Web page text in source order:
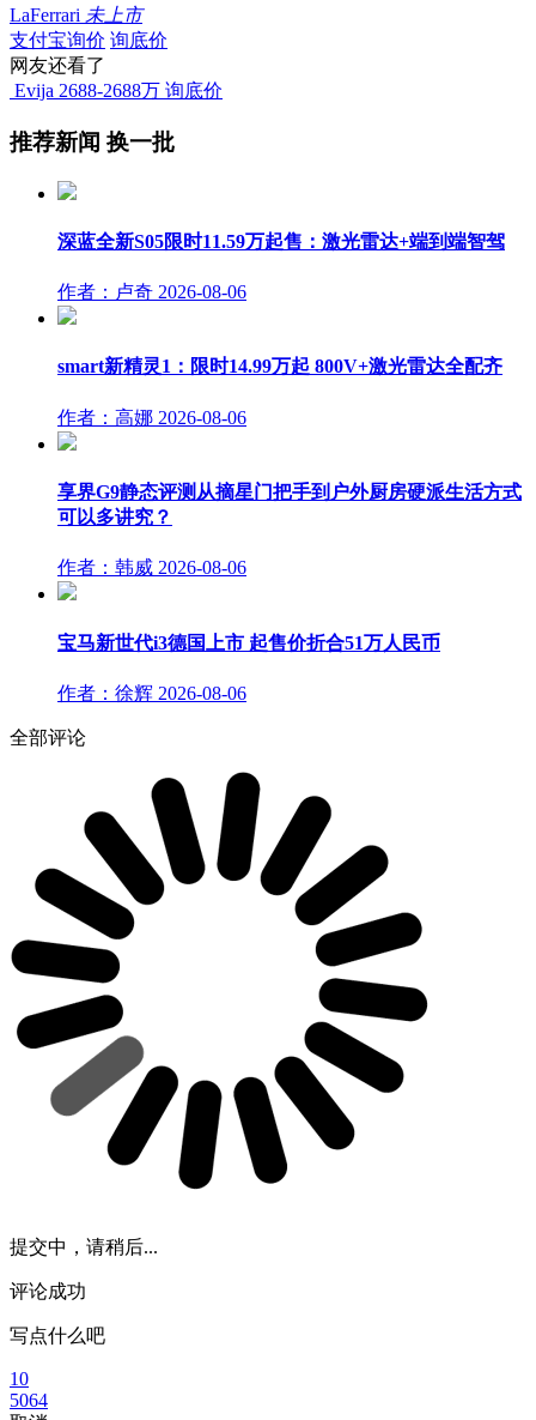
LaFerrari 未上市
支付宝询价 询底价
网友还看了
Evija 2688-2688万 询底价
推荐新闻 换一批
深蓝全新S05限时11.59万起售：激光雷达+端到端智驾
作者：卢奇 2026-08-06
smart新精灵1：限时14.99万起 800V+激光雷达全配齐
作者：高娜 2026-08-06
享界G9静态评测从摘星门把手到户外厨房硬派生活方式
可以多讲究？
作者：韩威 2026-08-06
宝马新世代i3德国上市 起售价折合51万人民币
作者：徐辉 2026-08-06
全部评论
提交中，请稍后...
评论成功
写点什么吧
10
5064